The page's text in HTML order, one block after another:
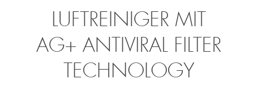
LUFTREINIGER MIT
AG+ ANTIVIRAL FILTER
TECHNOLOGY